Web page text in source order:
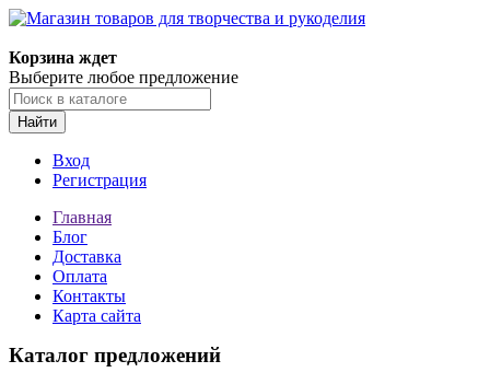
Корзина ждет
Выберите любое предложение
Найти
Вход
Регистрация
Главная
Блог
Доставка
Оплата
Контакты
Карта сайта
Каталог предложений